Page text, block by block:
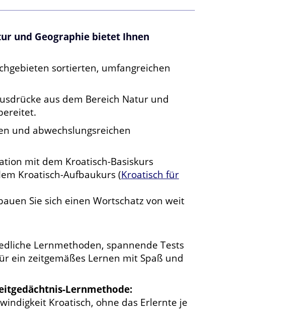
und Geographie bietet Ihnen
sortierten, umfangreichen
aus dem Bereich Natur und
und abwechslungsreichen
mit dem Kroatisch-Basiskurs
Kroatisch-Aufbaukurs (Kroatisch für
Sie sich einen Wortschatz von weit
Lernmethoden, spannende Tests
ein zeitgemäßes Lernen mit Spaß und
Lernmethode:
Kroatisch, ohne das Erlernte je